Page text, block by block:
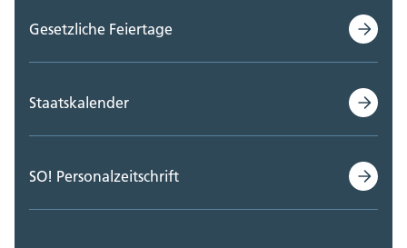
Gesetzliche Feiertage
Staatskalender
SO! Personalzeitschrift